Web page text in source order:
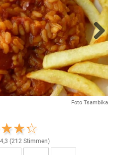
Foto Tsambika
Next
4,3 (212 Stimmen)